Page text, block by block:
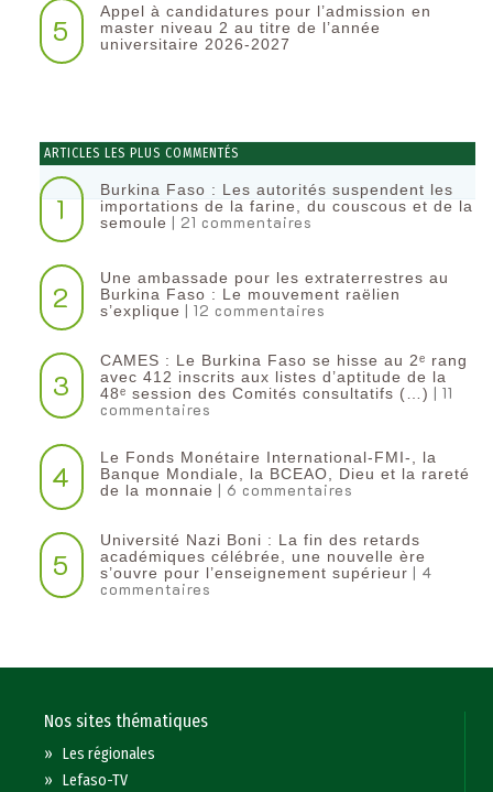
5
Appel à candidatures pour l’admission en
master niveau 2 au titre de l’année
universitaire 2026-2027
ARTICLES LES PLUS COMMENTÉS
1
Burkina Faso : Les autorités suspendent les
importations de la farine, du couscous et de la
semoule | 21 commentaires
2
Une ambassade pour les extraterrestres au
Burkina Faso : Le mouvement raëlien
s’explique | 12 commentaires
3
CAMES : Le Burkina Faso se hisse au 2ᵉ rang
avec 412 inscrits aux listes d’aptitude de la
48ᵉ session des Comités consultatifs (…) | 11
commentaires
4
Le Fonds Monétaire International-FMI-, la
Banque Mondiale, la BCEAO, Dieu et la rareté
de la monnaie | 6 commentaires
5
Université Nazi Boni : La fin des retards
académiques célébrée, une nouvelle ère
s’ouvre pour l’enseignement supérieur | 4
commentaires
Nos sites thématiques
»Les régionales
»Lefaso-TV